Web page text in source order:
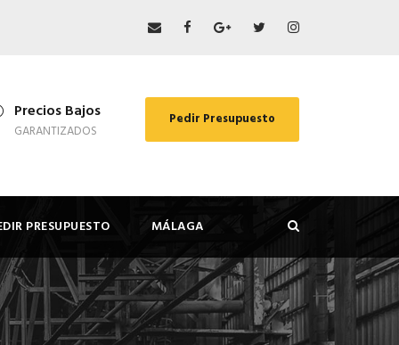
Precios Bajos
GARANTIZADOS
Pedir Presupuesto
PRESUPUESTO MÁLAGA